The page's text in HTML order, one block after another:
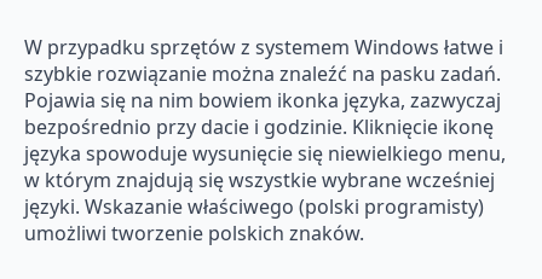
W przypadku sprzętów z systemem Windows łatwe i
szybkie rozwiązanie można znaleźć na pasku zadań.
Pojawia się na nim bowiem ikonka języka, zazwyczaj
bezpośrednio przy dacie i godzinie. Kliknięcie ikonę
języka spowoduje wysunięcie się niewielkiego menu,
w którym znajdują się wszystkie wybrane wcześniej
języki. Wskazanie właściwego (polski programisty)
umożliwi tworzenie polskich znaków.